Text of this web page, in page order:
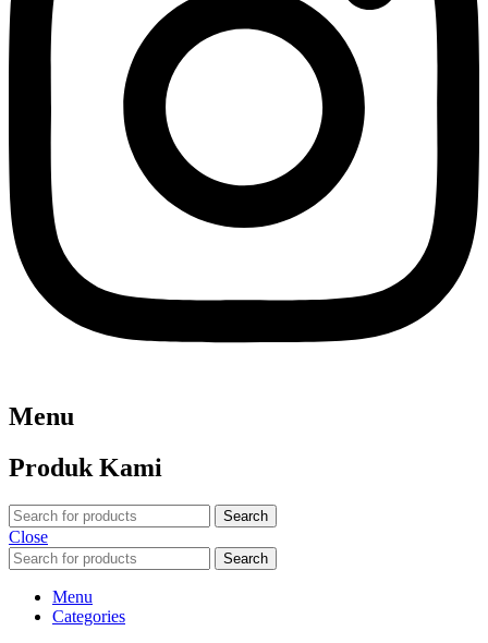
Menu
Produk Kami
Search
Close
Search
Menu
Categories